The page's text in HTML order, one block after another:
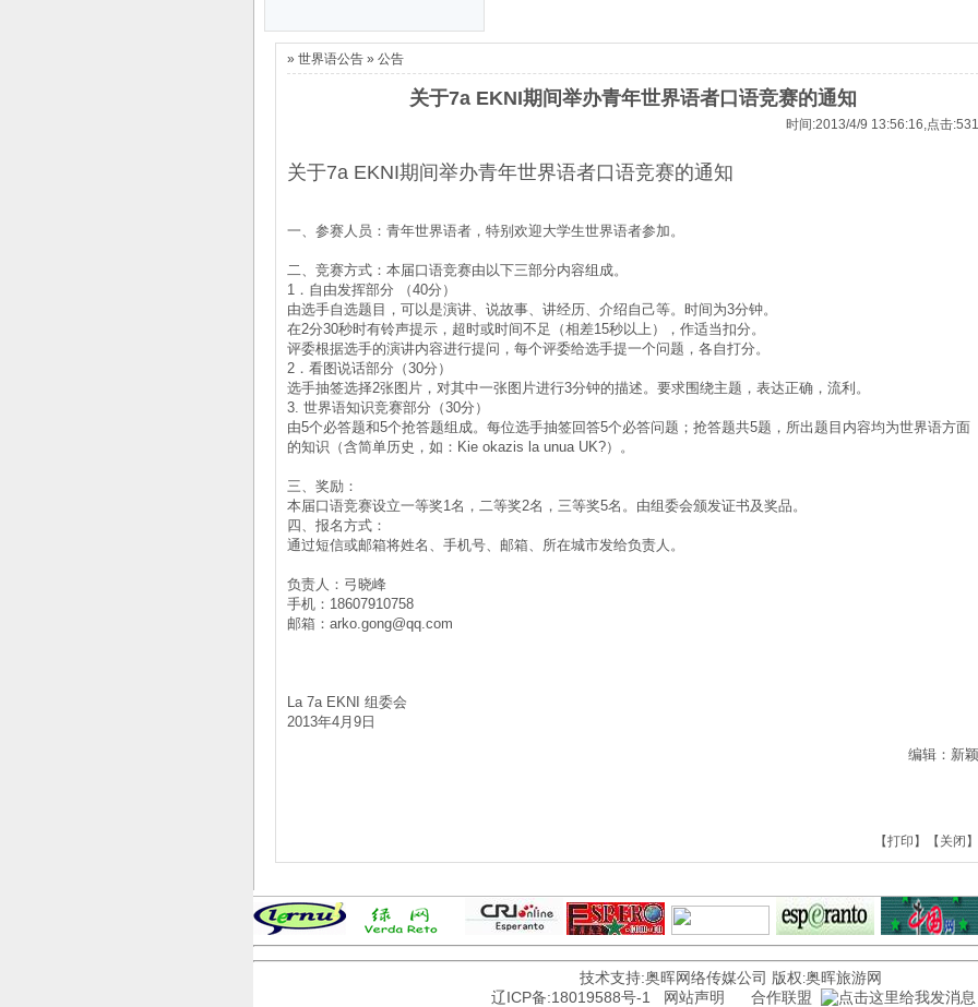
La 7a Esperanto-
Kongreso
La Nord-Amerika
pri .. 2012/8/10
2012/4/19
La 6-a Junula
Seminario
La 5-a Junurala
办青年世界
Kongreso
La Nord-Amerika
Somera
Kur..2013/2/2
Invito al 1-a Forumo
pri ..2012/8/10
湖北世协2012学术研
讨会即将召开
2012/4/19
» 世界语公告 » 公告
关于7a EKNI期间举办青年世界语者口语竞赛的通知
时间:2013/4/9 13:56:16,点击:531
关于7a EKNI期间举办青年世界语者口语竞赛的通知
一、参赛人员：青年世界语者，特别欢迎大学生世界语者参加。
二、竞赛方式：本届口语竞赛由以下三部分内容组成。
1．自由发挥部分 （40分）
由选手自选题目，可以是演讲、说故事、讲经历、介绍自己等。时间为3分钟。
在2分30秒时有铃声提示，超时或时间不足（相差15秒以上），作适当扣分。
评委根据选手的演讲内容进行提问，每个评委给选手提一个问题，各自打分。
2．看图说话部分（30分）
选手抽签选择2张图片，对其中一张图片进行3分钟的描述。要求围绕主题，表达正确，流利。
3. 世界语知识竞赛部分（30分）
由5个必答题和5个抢答题组成。每位选手抽签回答5个必答问题；抢答题共5题，所出题目内容均为世界语方面
的知识（含简单历史，如：Kie okazis la unua UK?）。
三、奖励：
本届口语竞赛设立一等奖1名，二等奖2名，三等奖5名。由组委会颁发证书及奖品。
四、报名方式：
通过短信或邮箱将姓名、手机号、邮箱、所在城市发给负责人。
负责人：弓晓峰
手机：18607910758
邮箱：arko.gong@qq.com
La 7a EKNI 组委会
2013年4月9日
编辑：新颖
【打印 】【 关闭 】
技术支持:奥晖网络传媒公司 版权:奥晖旅游网
辽ICP备:18019588号-1
网站声明 合作联盟